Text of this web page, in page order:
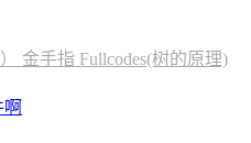
金手指 Fullcodes(树的原理)